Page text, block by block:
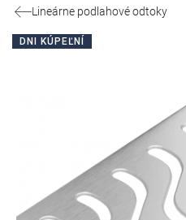
Lineárne podlahové odtoky
DNI KÚPEĽNÍ